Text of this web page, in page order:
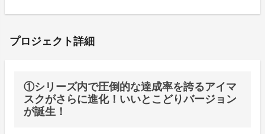
プロジェクト詳細
①シリーズ内で圧倒的な達成率を誇るアイマ
スクがさらに進化！いいとこどりバージョン
が誕生！